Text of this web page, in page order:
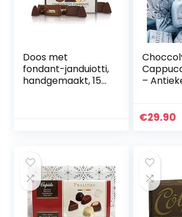
Doos met
fondant-janduiotti,
handgemaakt, 150
–
zonder
€29.90